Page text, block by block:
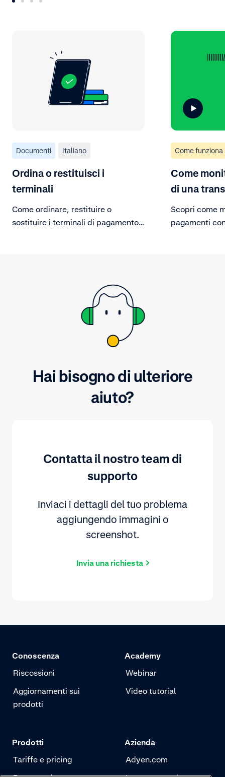
Documenti Italiano
Ordina o restituisci i
terminali
Come ordinare, restituire o
sostituire i terminali di pagamento
Come funziona
Come
di una
Scopri come
pagamenti
Hai bisogno di ulteriore
aiuto?
Contatta il nostro team di
supporto
Inviaci i dettagli del tuo problema
aggiungendo immagini o
screenshot.
Invia una richiesta
Conoscenza
Riscossioni
Aggiornamenti sui
prodotti
Academy
Webinar
Video tutorial
Prodotti
Tariffe e pricing
Azienda
Adyen.com